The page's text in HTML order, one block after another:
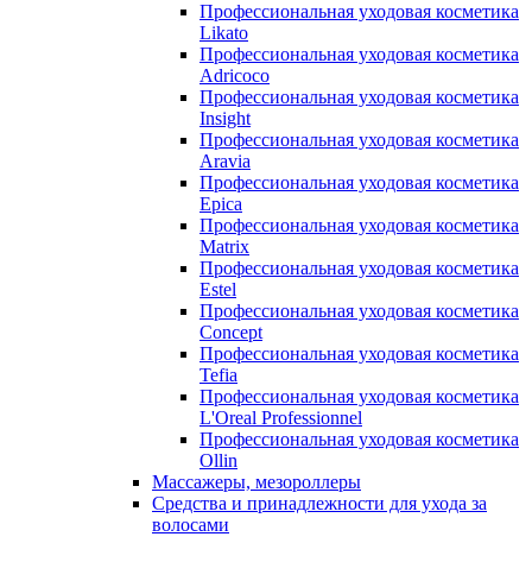
Профессиональная уходовая косметика
Likato
Профессиональная уходовая косметика
Adricoco
Профессиональная уходовая косметика
Insight
Профессиональная уходовая косметика
Aravia
Профессиональная уходовая косметика
Epica
Профессиональная уходовая косметика
Matrix
Профессиональная уходовая косметика
Estel
Профессиональная уходовая косметика
Concept
Профессиональная уходовая косметика
Tefia
Профессиональная уходовая косметика
L'Oreal Professionnel
Профессиональная уходовая косметика
Ollin
Массажеры, мезороллеры
Средства и принадлежности для ухода за
волосами